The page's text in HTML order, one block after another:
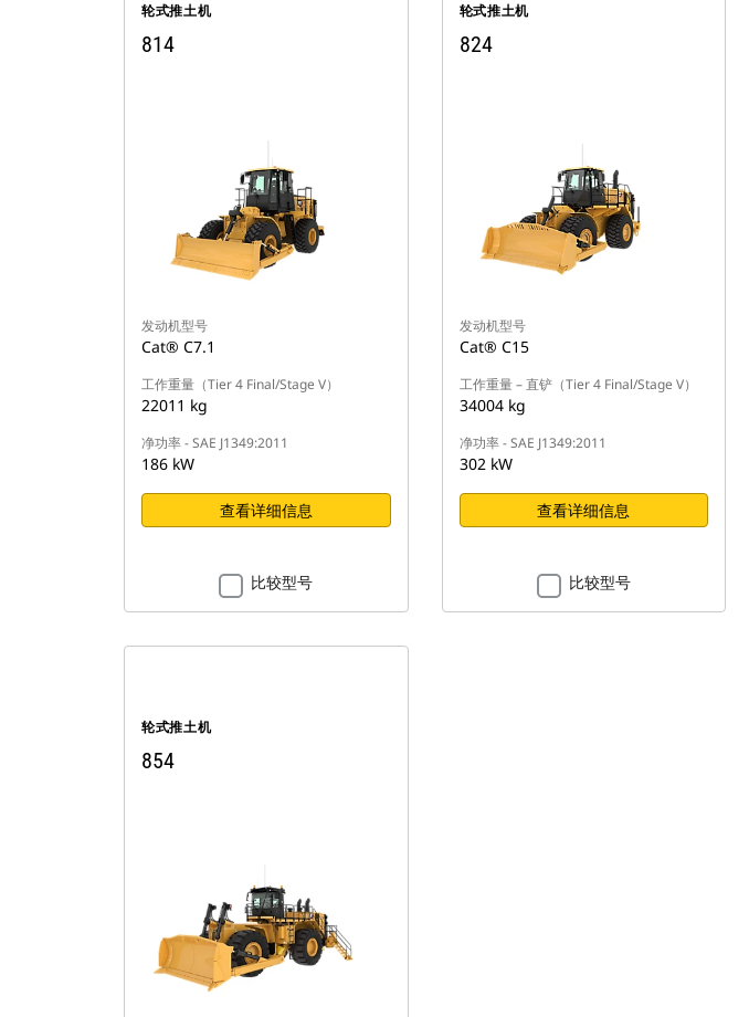
轮式推土机
814
发动机型号
Cat® C7.1
工作重量（Tier 4 Final/Stage V）
22011 kg
净功率 - SAE J1349:2011
186 kW
查看详细信息
比较型号
轮式推土机
824
发动机型号
Cat® C15
工作重量 – 直铲（Tier 4 Final/Stage V）
34004 kg
净功率 - SAE J1349:2011
302 kW
查看详细信息
比较型号
轮式推土机
854